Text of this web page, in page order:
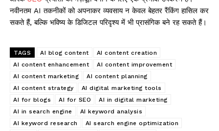
नवीनतम AI तकनीकों को अपनाकर व्यवसाय न केवल बेहतर रैंकिंग हासिल कर
सकते हैं, बल्कि भविष्य के डिजिटल परिदृश्य में भी प्रासंगिक बने रह सकते हैं।
TAGS AI blog content
AI content creation
AI content enhancement
AI content improvement
AI content marketing
AI content planning
AI content strategy
AI digital marketing tools
AI for blogs
AI for SEO
AI in digital marketing
AI in search engine
AI keyword analysis
AI keyword research
AI search engine optimization